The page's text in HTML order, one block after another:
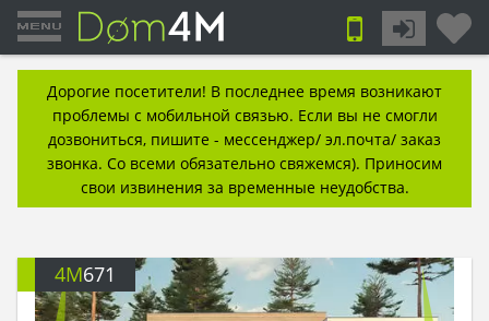
Дорогие посетители! В последнее время возникают
проблемы с мобильной связью. Если вы не смогли
дозвониться, пишите - мессенджер/ эл.почта/ заказ
звонка. Со всеми обязательно свяжемся). Приносим
свои извинения за временные неудобства.
4M671